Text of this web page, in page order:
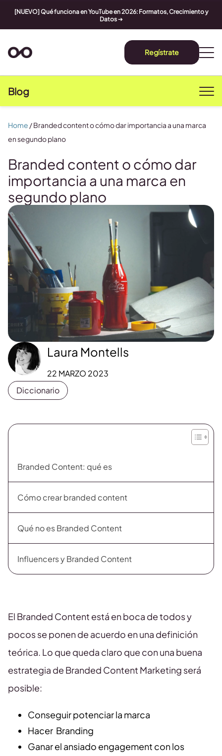
[NUEVO] Qué funciona en YouTube en 2026: Formatos, Crecimiento y
Datos➔
Regístrate
Blog
Branded content o cómo dar
importancia a una marca en
segundo plano
Laura Montells
22 MARZO 2023
Diccionario
Home /Branded content o cómo dar importancia a una marca
en segundo plano
Branded Content: qué es
Cómo crear branded content
Qué no es Branded Content
Influencers y Branded Content
El Branded Content está en boca de todos y
pocos se ponen de acuerdo en una definición
teórica. Lo que queda claro que con una buena
estrategia de Branded Content Marketing será
posible:
Conseguir potenciar la marca
Hacer Branding
Ganar el ansiado engagement con los